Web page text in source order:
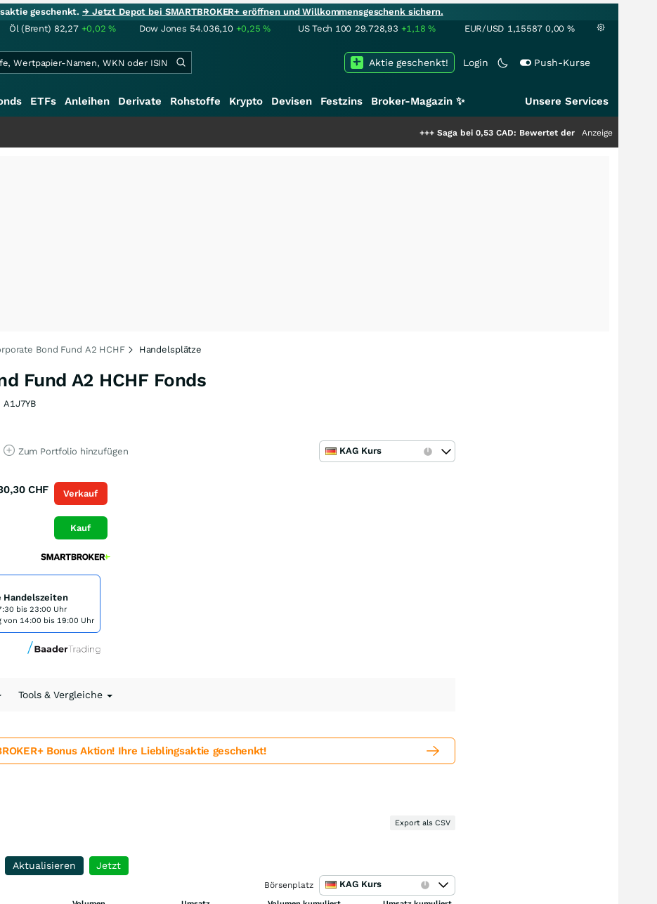
geschenkt.→ Jetzt Depot bei SMARTBROKER+ eröffnen und Willkommensgeschenk sichern.
Öl (Brent) 82,27 +0,02% Dow Jones 54.036,10 +0,25% US Tech 100 29.728,93 +1,18% EUR/USD 1,15587 0,00 %
Login Push-Kurse
Aktie geschenkt!
ETFs Anleihen Derivate Rohstoffe Krypto Devisen Festzins Broker-Magazin ✨ Unsere Services
Saga bei 0,53 CAD: Bewertet der Markt noch immer nur
Anzeige
Bond Fund A2 HCHF Handelsplätze
Fund A2 HCHF Fonds
A1J7YB
Zum Portfolio hinzufügen KAG Kurs
CHF Verkauf
Kauf
Handelszeiten
bis 23:00 Uhr
von 14:00 bis 19:00 Uhr
Tools & Vergleiche
Bonus Aktion! Ihre Lieblingsaktie geschenkt!
Export als CSV
Aktualisieren Jetzt
Börsenplatz KAG Kurs